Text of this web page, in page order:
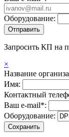
Оборудование:
Запросить КП на
×
Название
Имя:
Контактный
Ваш e-mail*:
Оборудование: